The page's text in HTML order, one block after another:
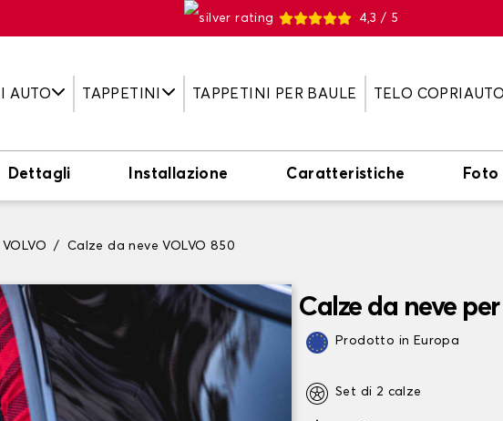
4,3 / 5
AUTO TAPPETINI TAPPETINI PER BAULE TELO COPRIAUTO
Dettagli Installazione Caratteristiche Foto
Calze da neve VOLVO 850
Calze da neve
Prodotto in Europa
Set di 2 calze